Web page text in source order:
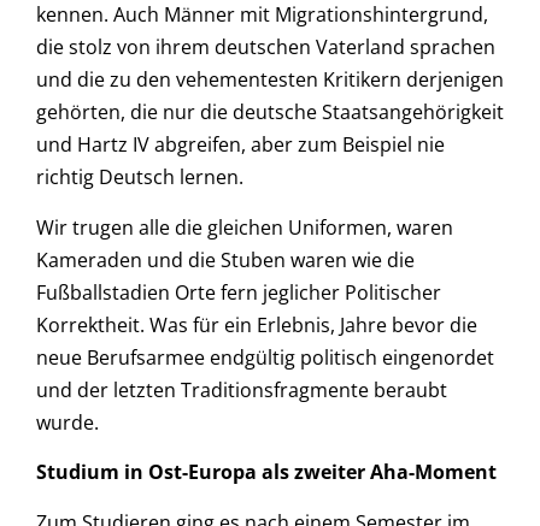
kennen. Auch Männer mit Migrationshintergrund,
die stolz von ihrem deutschen Vaterland sprachen
und die zu den vehementesten Kritikern derjenigen
gehörten, die nur die deutsche Staatsangehörigkeit
und Hartz IV abgreifen, aber zum Beispiel nie
richtig Deutsch lernen.
Wir trugen alle die gleichen Uniformen, waren
Kameraden und die Stuben waren wie die
Fußballstadien Orte fern jeglicher Politischer
Korrektheit. Was für ein Erlebnis, Jahre bevor die
neue Berufsarmee endgültig politisch eingenordet
und der letzten Traditionsfragmente beraubt
wurde.
Studium in Ost-Europa als zweiter Aha-Moment